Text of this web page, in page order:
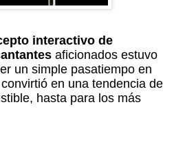
interactivo de
aficionados estuvo
un simple pasatiempo en
en una tendencia de
hasta para los más